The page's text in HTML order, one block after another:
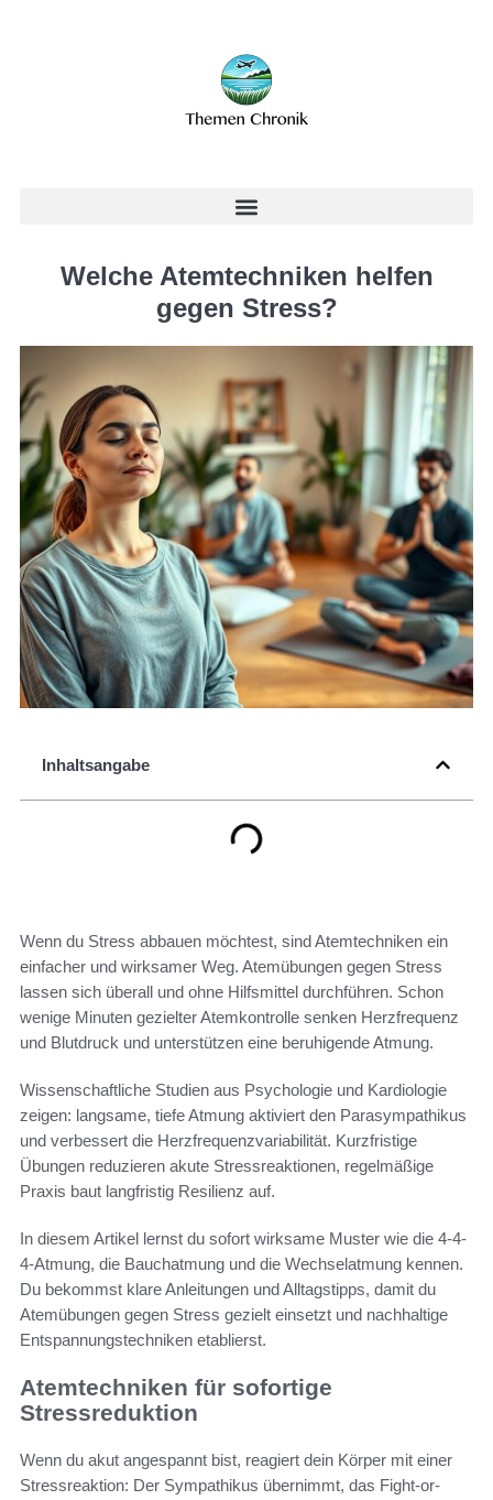
Welche Atemtechniken helfen
gegen Stress?
Inhaltsangabe
Wenn du Stress abbauen möchtest, sind Atemtechniken ein
einfacher und wirksamer Weg. Atemübungen gegen Stress
lassen sich überall und ohne Hilfsmittel durchführen. Schon
wenige Minuten gezielter Atemkontrolle senken Herzfrequenz
und Blutdruck und unterstützen eine beruhigende Atmung.
Wissenschaftliche Studien aus Psychologie und Kardiologie
zeigen: langsame, tiefe Atmung aktiviert den Parasympathikus
und verbessert die Herzfrequenzvariabilität. Kurzfristige
Übungen reduzieren akute Stressreaktionen, regelmäßige
Praxis baut langfristig Resilienz auf.
In diesem Artikel lernst du sofort wirksame Muster wie die 4-4-
4-Atmung, die Bauchatmung und die Wechselatmung kennen.
Du bekommst klare Anleitungen und Alltagstipps, damit du
Atemübungen gegen Stress gezielt einsetzt und nachhaltige
Entspannungstechniken etablierst.
Atemtechniken für sofortige
Stressreduktion
Wenn du akut angespannt bist, reagiert dein Körper mit einer
Stressreaktion: Der Sympathikus übernimmt, das Fight-or-